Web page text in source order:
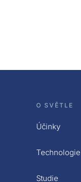
O SVĚTLE
Účinky
Technologie
Studie